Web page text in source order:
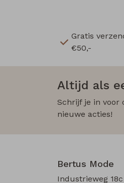
Gratis
€50,-
Altijd als
Schrijf je in voor
nieuwe acties!
Bertus Mode
Industrieweg 18c